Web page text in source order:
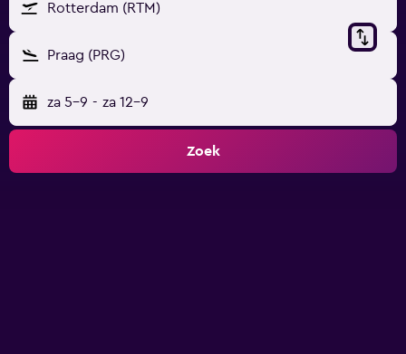
Rotterdam (RTM)
Praag (PRG)
za 5-9 - za 12-9
Zoek